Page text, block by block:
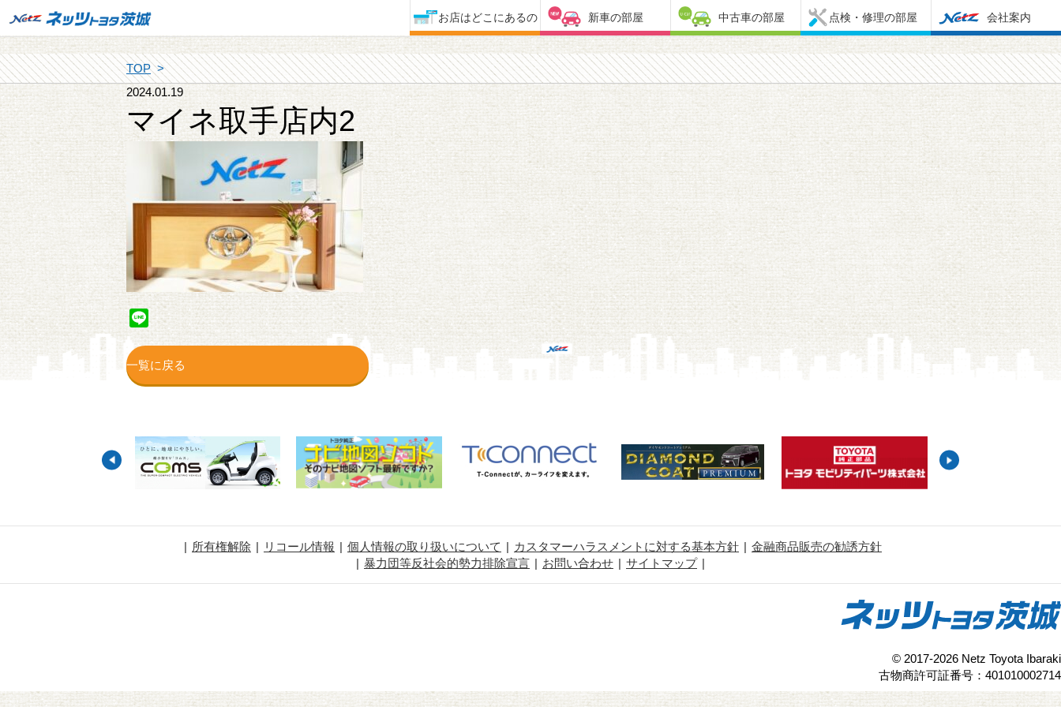
お店はどこにあるの 新車の部屋 中古車の部屋 点検・修理の部屋 会社案内
TOP
2024.01.19
マイネ取手店内2
Line
一覧に戻る
所有権解除 リコール情報 個人情報の取り扱いについて カスタマーハラスメントに対する基本方針
金融商品販売の勧誘方針
暴力団等反社会的勢力排除宣言
お問い合わせ サイトマップ
© 2017-2026 Netz Toyota Ibaraki
古物商許可証番号：401010002714